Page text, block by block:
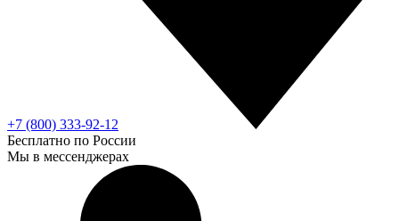
+7 (800) 333-92-12
Бесплатно по России
Мы в мессенджерах